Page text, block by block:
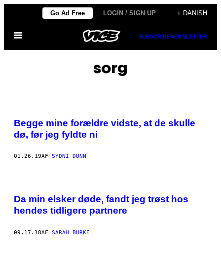
indhold
Go Ad Free LOGIN / SIGN UP + DANISH
Åbn
SUBSCRIBENEWSLETTER
sorg
Begge mine forældre vidste, at de skulle
dø, før jeg fyldte ni
01.26.19AF SYDNI DUNN
Da min elsker døde, fandt jeg trøst hos
hendes tidligere partnere
09.17.18AF SARAH BURKE